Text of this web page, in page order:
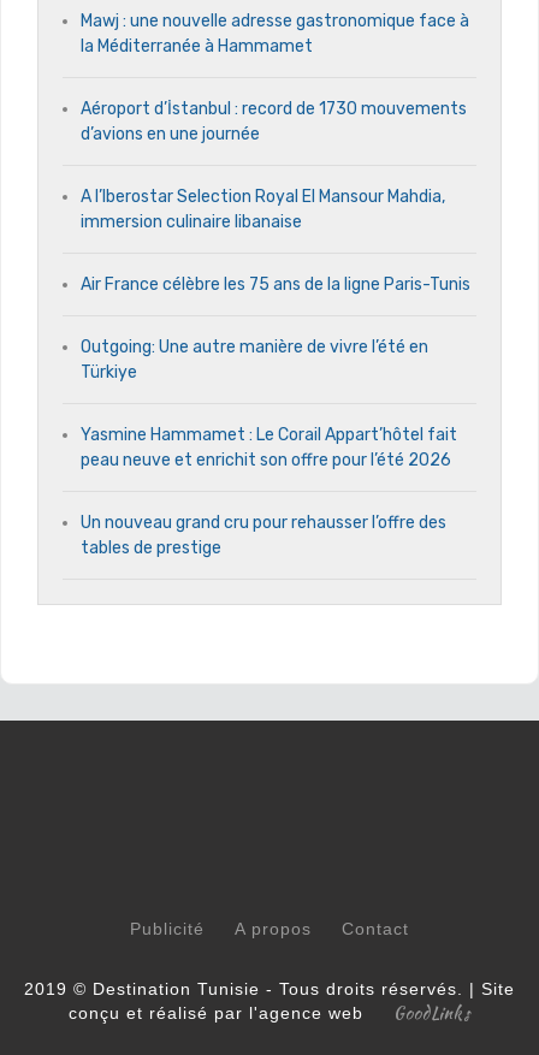
Mawj : une nouvelle adresse gastronomique face à
la Méditerranée à Hammamet
Aéroport d’İstanbul : record de 1730 mouvements
d’avions en une journée
A l’Iberostar Selection Royal El Mansour Mahdia,
immersion culinaire libanaise
Air France célèbre les 75 ans de la ligne Paris-Tunis
Outgoing: Une autre manière de vivre l’été en
Türkiye
Yasmine Hammamet : Le Corail Appart’hôtel fait
peau neuve et enrichit son offre pour l’été 2026
Un nouveau grand cru pour rehausser l’offre des
tables de prestige
Publicité A propos Contact
2019 © Destination Tunisie - Tous droits réservés. | Site
conçu et réalisé par l'agence web
GoodLinks